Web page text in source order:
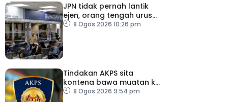
JPN tidak pernah lantik
ejen, orang tengah urus
dokumentasi
8 Ogos 2026 10:26 pm
Tindakan AKPS sita
kontena bawa muatan ke
Israel bukti ketegasan
8 Ogos 2026 9:54 pm